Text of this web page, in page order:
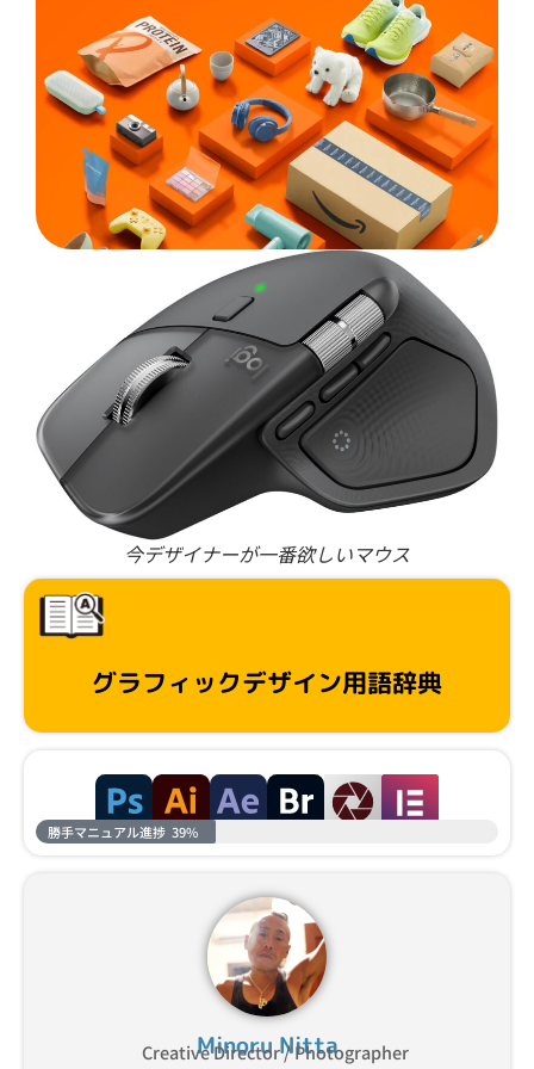
今デザイナーが一番欲しいマウス
グラフィックデザイン用語辞典
勝手マニュアル進捗 39%
Minoru Nitta
Creative Director / Photographer